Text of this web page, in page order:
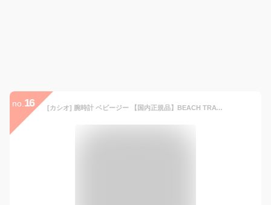
no. 16 [カシオ] 腕時計 ベビージー 【国内正規品】BEACH TRAVELER BGA-250-1AJF レディース ブラック